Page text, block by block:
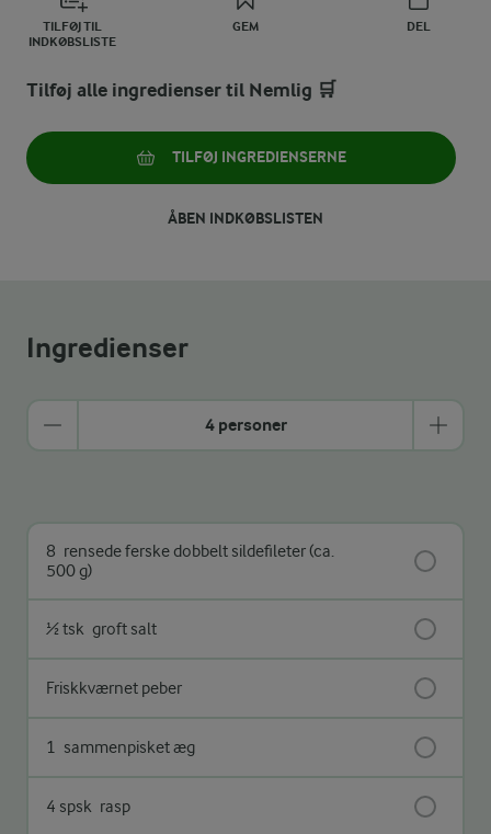
TILFØJ TIL
INDKØBSLISTE
GEM DEL
Tilføj alle ingredienser til Nemlig 🛒
TILFØJ INGREDIENSERNE
ÅBEN INDKØBSLISTEN
Ingredienser
4 personer
8 rensede ferske dobbelt sildefileter (ca.
500 g)
½ tsk groft salt
Friskkværnet peber
1 sammenpisket æg
4 spsk rasp